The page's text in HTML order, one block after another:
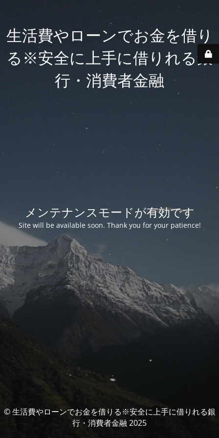
生活費やローンでお金を借り
る※安全に上手に借りれる銀
行・消費者金融
メンテナンスモードが有効です
Site will be available soon. Thank you for your patience!
© 生活費やローンでお金を借りる※安全に上手に借りれる銀
行・消費者金融 2025